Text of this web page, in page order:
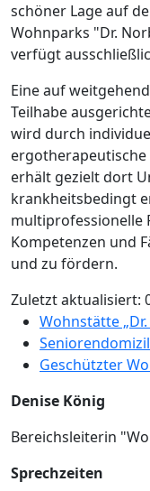
schöner Lage auf
Wohnparks "Dr.
verfügt
Eine auf
Teilhabe
wird durch
erhält gezielt dort
krankheitsbedingt
multiprofessionelle
Kompetenzen und
und zu fördern.
Zuletzt aktualisiert:
Wohnstätte
Seniorendomizil
Geschützter
Denise König
Bereichsleiterin
Sprechzeiten